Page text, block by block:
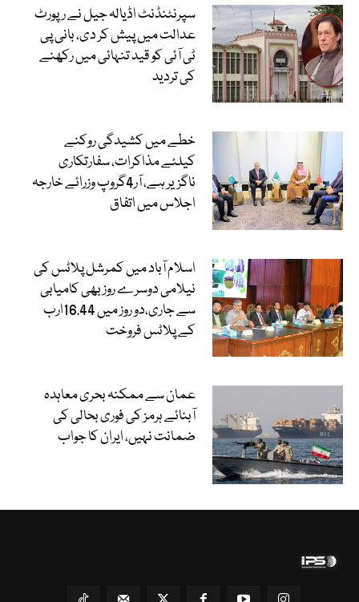
سپرنٹنڈنٹ اڈیالہ جیل نے رپورٹ
عدالت میں پیش کر دی، بانی پی
ٹی آئی کو قید تنہائی میں رکھنے
کی تردید
خطے میں کشیدگی روکنے
کیلئے مذاکرات، سفارتکاری
ناگزیر ہے، آر4گروپ وزرائے خارجہ
اجلاس میں اتفاق
اسلام آباد میں کمرشل پلاٹس کی
نیلامی دوسرے روز بھی کامیابی
سے جاری،دو روز میں 16.44ارب
کے پلاٹس فروخت
عمان سے ممکنہ بحری معاہدہ
آبنائے ہرمز کی فوری بحالی کی
ضمانت نہیں، ایران کا جواب